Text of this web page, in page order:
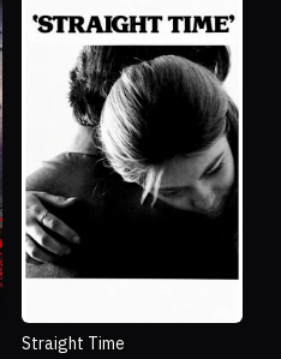
Straight Time